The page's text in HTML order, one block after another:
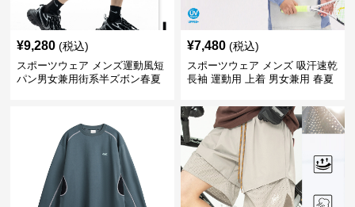
¥9,280 (税込)
スポーツウェア メンズ運動風短
パン男女兼用街系半ズボン春夏
¥7,480 (税込)
スポーツウェア メンズ 吸汗速乾
長袖 運動用 上着 男女兼用 春夏